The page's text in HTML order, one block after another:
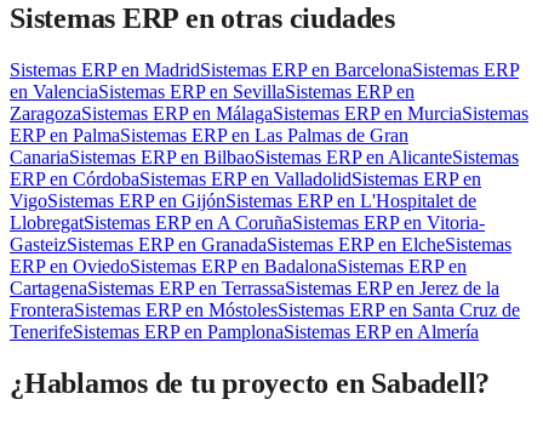
Sistemas ERP en otras ciudades
Sistemas ERPen MadridSistemas ERPen BarcelonaSistemas ERP
en ValenciaSistemas ERPen SevillaSistemas ERPen
ZaragozaSistemas ERPen MálagaSistemas ERPen MurciaSistemas
ERPen PalmaSistemas ERPen Las Palmas de Gran
CanariaSistemas ERPen BilbaoSistemas ERPen AlicanteSistemas
ERPen CórdobaSistemas ERPen ValladolidSistemas ERPen
VigoSistemas ERPen GijónSistemas ERPen L'Hospitalet de
LlobregatSistemas ERPen A CoruñaSistemas ERPen Vitoria-
GasteizSistemas ERPen GranadaSistemas ERPen ElcheSistemas
ERPen OviedoSistemas ERPen BadalonaSistemas ERPen
CartagenaSistemas ERPen TerrassaSistemas ERPen Jerez de la
FronteraSistemas ERPen MóstolesSistemas ERPen Santa Cruz de
TenerifeSistemas ERPen PamplonaSistemas ERPen Almería
¿Hablamos de tu proyecto en Sabadell?